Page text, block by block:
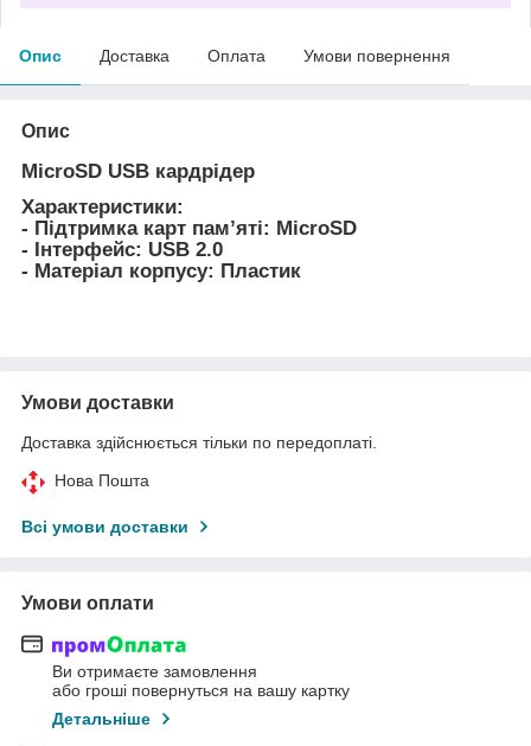
Опис Доставка Оплата Умови повернення
Опис
MicroSD USB кардрідер
Характеристики:
- Підтримка карт пам’яті: MicroSD
- Інтерфейс: USB 2.0
- Матеріал корпусу: Пластик
Умови доставки
Доставка здійснюється тільки по передоплаті.
Нова Пошта
Всі умови доставки
Умови оплати
Ви отримаєте замовлення
або гроші повернуться на вашу картку
Детальніше